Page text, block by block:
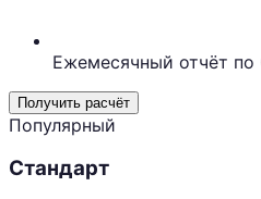
Ежемесячный отчёт по
Получить расчёт
Популярный
Стандарт